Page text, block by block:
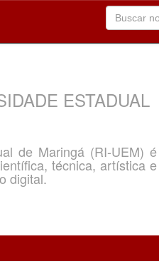
ESTADUAL
de Maringá (RI-UEM) é
técnica, artística e
digital.